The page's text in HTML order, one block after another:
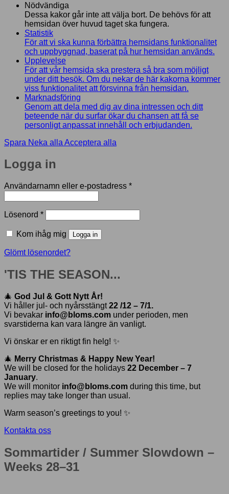
Nödvändiga
Dessa kakor går inte att välja bort. De behövs för att
hemsidan över huvud taget ska fungera.
Statistik
För att vi ska kunna förbättra hemsidans funktionalitet
och uppbyggnad, baserat på hur hemsidan används.
Upplevelse
För att vår hemsida ska prestera så bra som möjligt
under ditt besök. Om du nekar de här kakorna kommer
viss funktionalitet att försvinna från hemsidan.
Marknadsföring
Genom att dela med dig av dina intressen och ditt
beteende när du surfar ökar du chansen att få se
personligt anpassat innehåll och erbjudanden.
Spara Neka alla Acceptera alla
Logga in
Användarnamn eller e-postadress *Obligatoriskt
Lösenord *Obligatoriskt
Kom ihåg mig Logga in
Glömt lösenordet?
'TIS THE SEASON...
🎄 God Jul & Gott Nytt År!
Vi håller jul- och nyårsstängt22 /12 – 7/1.
Vi bevakar info@bloms.com under perioden, men
svarstiderna kan vara längre än vanligt.
Vi önskar er en riktigt fin helg! ✨
🎄 Merry Christmas & Happy New Year!
We will be closed for the holidays 22 December – 7
January.
We will monitor info@bloms.com during this time, but
replies may take longer than usual.
Warm season’s greetings to you! ✨
Kontakta oss
Sommartider / Summer Slowdown –
Weeks 28–31